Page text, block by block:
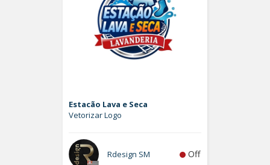
Estacão Lava e Seca
Vetorizar Logo
Rdesign SM Off